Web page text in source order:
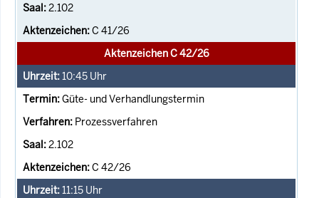
2.102
C 41/26
Aktenzeichen C 42/26
10:45 Uhr
Güte- und Verhandlungstermin
Prozessverfahren
2.102
C 42/26
11:15 Uhr